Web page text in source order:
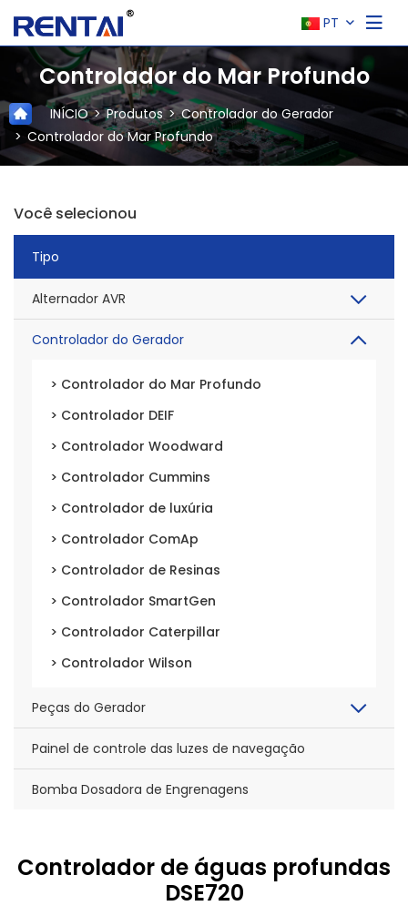
PT
Controlador do Mar Profundo
INÍCIO Produtos
Controlador do Gerador
Controlador do Mar Profundo
Você selecionou
Tipo
Alternador AVR
Controlador do Gerador
> Controlador do Mar Profundo
> Controlador DEIF
> Controlador Woodward
> Controlador Cummins
> Controlador de luxúria
> Controlador ComAp
> Controlador de Resinas
> Controlador SmartGen
> Controlador Caterpillar
> Controlador Wilson
Peças do Gerador
Painel de controle das luzes de navegação
Bomba Dosadora de Engrenagens
Controlador de águas profundas
DSE720